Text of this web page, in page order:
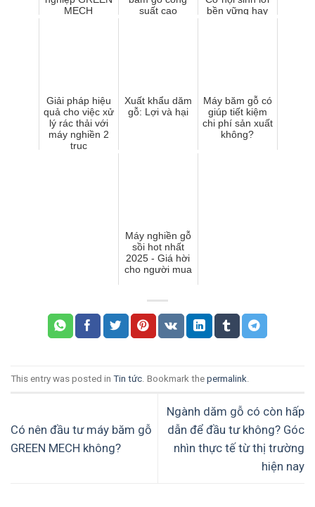
MECH
suất cao
bền vững hay
Giải pháp hiệu
quả cho việc xử
lý rác thải với
máy nghiền 2
trục
Xuất khẩu dăm
gỗ: Lợi và hại
Máy băm gỗ có
giúp tiết kiệm
chi phí sản xuất
không?
Máy nghiền gỗ
sồi hot nhất
2025 - Giá hời
cho người mua
This entry was posted in Tin tức . Bookmark the permalink
Có nên đầu tư máy băm gỗ
GREEN MECH không?
Ngành dăm gỗ có còn hấp
dẫn để đầu tư không? Góc
nhìn thực tế từ thị trường
hiện nay